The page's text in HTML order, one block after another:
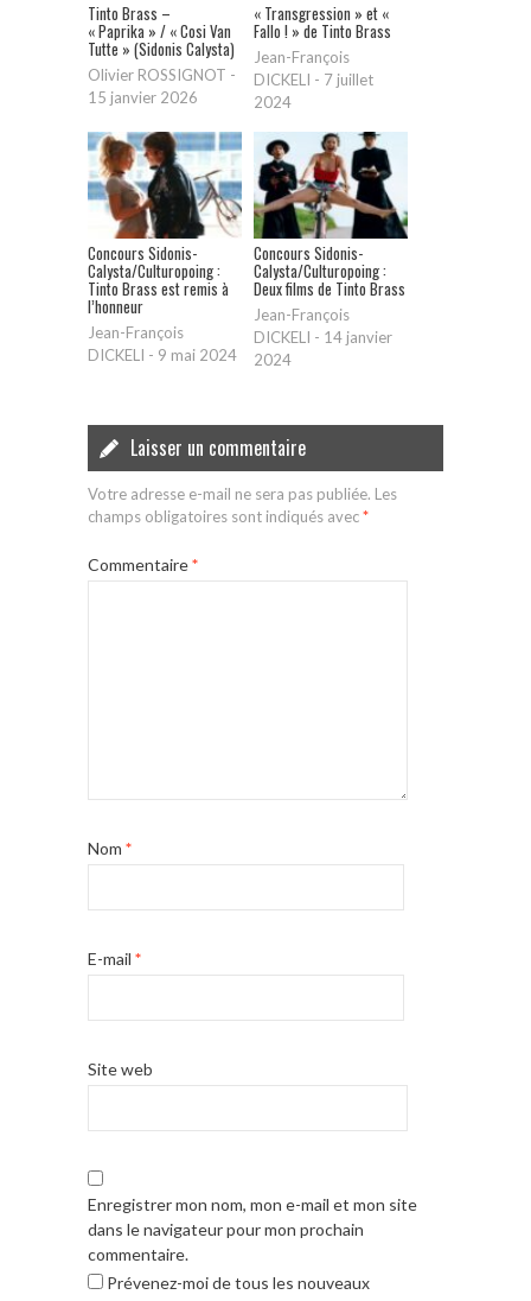
Tinto Brass –
« Paprika » / « Cosi Van
Tutte » (Sidonis Calysta)
Olivier ROSSIGNOT -
15 janvier 2026
« Transgression » et «
Fallo ! » de Tinto Brass
Jean-François
DICKELI - 7 juillet
2024
Concours Sidonis-
Calysta/Culturopoing :
Tinto Brass est remis à
l’honneur
Jean-François
DICKELI - 9 mai 2024
Concours Sidonis-
Calysta/Culturopoing :
Deux films de Tinto Brass
Jean-François
DICKELI - 14 janvier
2024
Laisser un commentaire
Votre adresse e-mail ne sera pas publiée. Les
champs obligatoires sont indiqués avec*
Commentaire*
Nom *
E-mail *
Site web
Enregistrer mon nom, mon e-mail et mon site
dans le navigateur pour mon prochain
commentaire.
Prévenez-moi de tous les nouveaux